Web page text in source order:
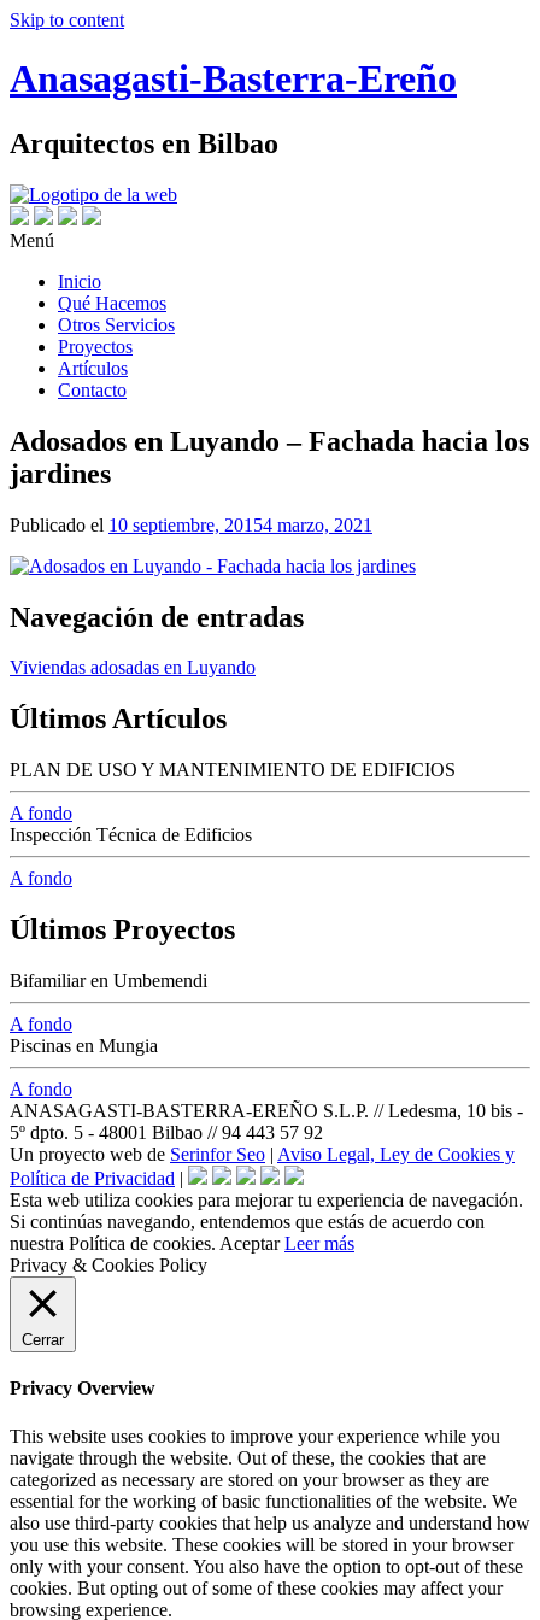
Skip to content
Anasagasti-Basterra-Ereño
Arquitectos en Bilbao
Menú
Inicio
Qué Hacemos
Otros Servicios
Proyectos
Artículos
Contacto
Adosados en Luyando – Fachada hacia los
jardines
Publicado el 10 septiembre, 20154 marzo, 2021
Navegación de entradas
Viviendas adosadas en Luyando
Últimos Artículos
PLAN DE USO Y MANTENIMIENTO DE EDIFICIOS
A fondo
Inspección Técnica de Edificios
A fondo
Últimos Proyectos
Bifamiliar en Umbemendi
A fondo
Piscinas en Mungia
A fondo
ANASAGASTI-BASTERRA-EREÑO S.L.P. // Ledesma, 10 bis -
5º dpto. 5 - 48001 Bilbao // 94 443 57 92
Un proyecto web de Serinfor Seo | Aviso Legal, Ley de Cookies y
Política de Privacidad |
Esta web utiliza cookies para mejorar tu experiencia de navegación.
Si continúas navegando, entendemos que estás de acuerdo con
nuestra Política de cookies. Aceptar Leer más
Privacy & Cookies Policy
Cerrar
Privacy Overview
This website uses cookies to improve your experience while you
navigate through the website. Out of these, the cookies that are
categorized as necessary are stored on your browser as they are
essential for the working of basic functionalities of the website. We
also use third-party cookies that help us analyze and understand how
you use this website. These cookies will be stored in your browser
only with your consent. You also have the option to opt-out of these
cookies. But opting out of some of these cookies may affect your
browsing experience.